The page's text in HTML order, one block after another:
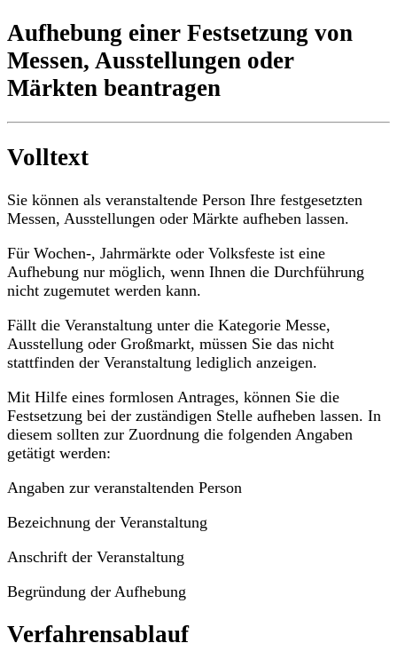
Aufhebung einer Festsetzung von
Messen, Ausstellungen oder
Märkten beantragen
Volltext
Sie können als veranstaltende Person Ihre festgesetzten
Messen, Ausstellungen oder Märkte aufheben lassen.
Für Wochen-, Jahrmärkte oder Volksfeste ist eine
Aufhebung nur möglich, wenn Ihnen die Durchführung
nicht zugemutet werden kann.
Fällt die Veranstaltung unter die Kategorie Messe,
Ausstellung oder Großmarkt, müssen Sie das nicht
stattfinden der Veranstaltung lediglich anzeigen.
Mit Hilfe eines formlosen Antrages, können Sie die
Festsetzung bei der zuständigen Stelle aufheben lassen. In
diesem sollten zur Zuordnung die folgenden Angaben
getätigt werden:
Angaben zur veranstaltenden Person
Bezeichnung der Veranstaltung
Anschrift der Veranstaltung
Begründung der Aufhebung
Verfahrensablauf